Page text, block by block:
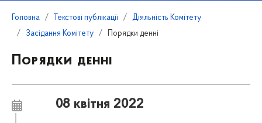
Головна Текстові публікації
Діяльність Комітету
Засідання Комітету
Порядки денні
Порядки денні
08 квітня 2022